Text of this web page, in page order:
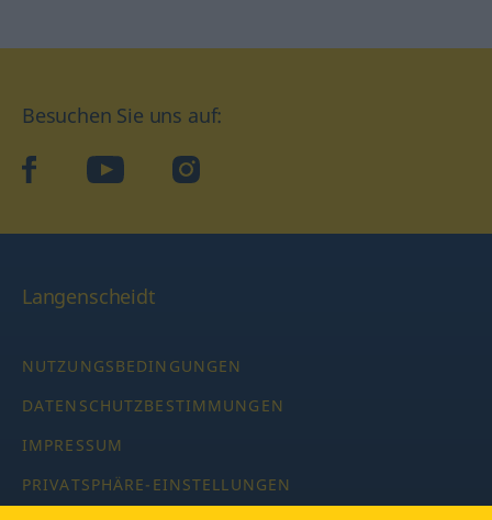
Besuchen Sie uns auf:
facebookYouTube Instagram
Langenscheidt
NUTZUNGSBEDINGUNGEN
DATENSCHUTZBESTIMMUNGEN
IMPRESSUM
PRIVATSPHÄRE-EINSTELLUNGEN